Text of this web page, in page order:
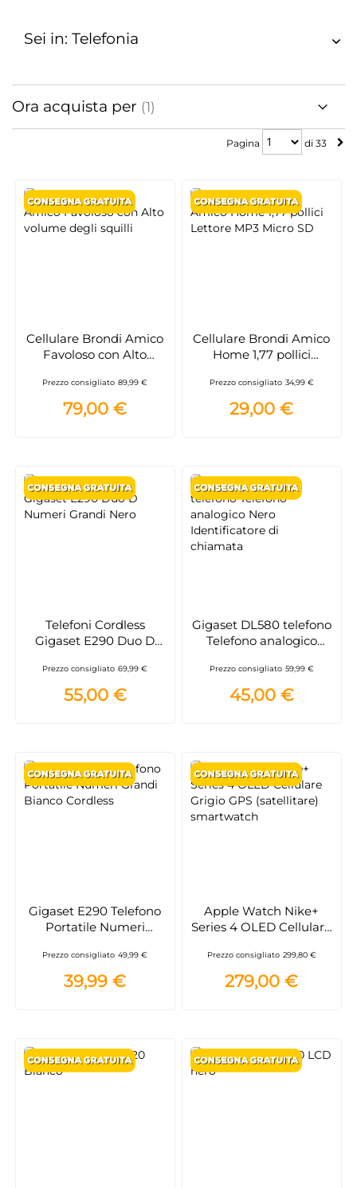
Pagina
Pagina di 33
Cellulare Brondi Amico
Favoloso con Alto
Prezzo consigliato 89,99 €
79,00 €
Cellulare Brondi Amico
Home 1,77 pollici
Prezzo consigliato 34,99 €
29,00 €
Telefoni Cordless
Gigaset E290 Duo D
Prezzo consigliato 69,99 €
55,00 €
Gigaset DL580 telefono
Telefono analogico
chiamata
Prezzo consigliato 59,99 €
45,00 €
Gigaset E290 Telefono
Portatile Numeri
Prezzo consigliato 49,99 €
39,99 €
Apple Watch Nike+
Series 4 OLED Cellulare
smartwatch
Prezzo consigliato 299,80 €
279,00 €
Sei in: Telefonia
Ora acquista per